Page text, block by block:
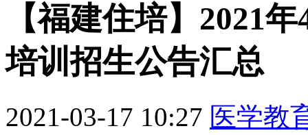
【福建住培】2021
培训招生公告汇总
2021-03-17 10:27 医学教